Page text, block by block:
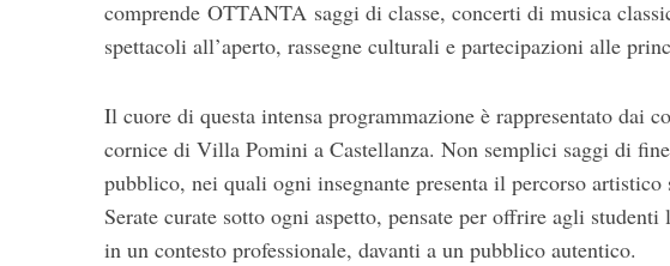
comprende OTTANTA saggi di classe, concerti di musica
spettacoli all’aperto, rassegne culturali e partecipazioni alle
Il cuore di questa intensa programmazione è rappresentato dai
cornice di Villa Pomini a Castellanza. Non semplici saggi di
pubblico, nei quali ogni insegnante presenta il percorso
Serate curate sotto ogni aspetto, pensate per offrire agli
in un contesto professionale, davanti a un pubblico autentico.
e
r
c
h
f
o
r